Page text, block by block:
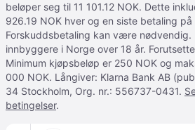
beløper seg til 11 101.12 NOK. Dette
926.19 NOK hver og en siste betaling
Forskuddsbetaling kan være nødvendig.
innbyggere i Norge over 18 år.
Minimum kjøpsbeløp er 250 NOK og
000 NOK. Långiver: Klarna Bank AB
34 Stockholm, Org. nr.: 556737-0431.
betingelser.